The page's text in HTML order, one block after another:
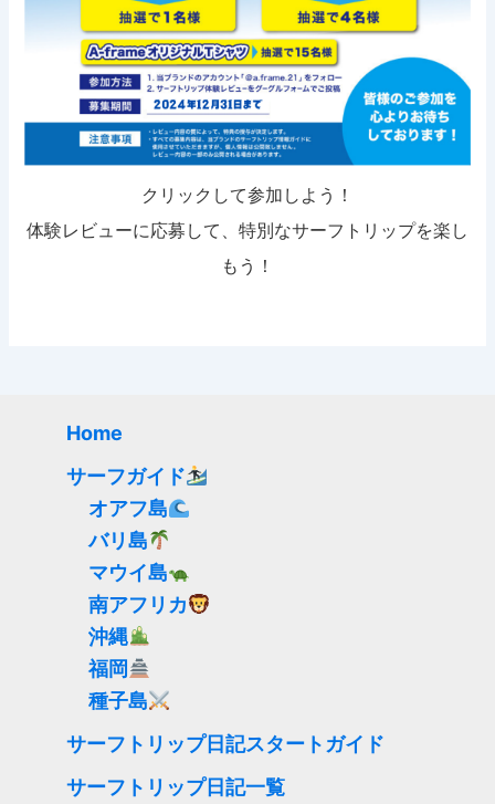
クリックして参加しよう！
体験レビューに応募して、特別なサーフトリップを楽し
もう！
Home
サーフガイド
オアフ島
バリ島
マウイ島
南アフリカ
沖縄
福岡
種子島
サーフトリップ日記スタートガイド
サーフトリップ日記一覧